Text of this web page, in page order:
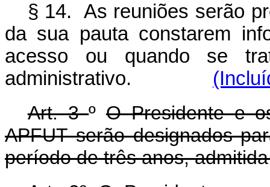
§ 14. As reuniões serão
da sua pauta constarem
acesso ou quando se
administrativo.
Art. 3ºO Presidente e
APFUT serão designados
período de três anos,